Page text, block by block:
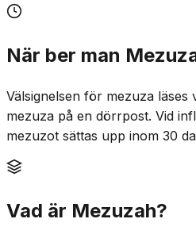
När ber man
Välsignelsen för mezuza läses
mezuza på en dörrpost. Vid
mezuzot sättas upp inom 30
Vad är Mezuzah?